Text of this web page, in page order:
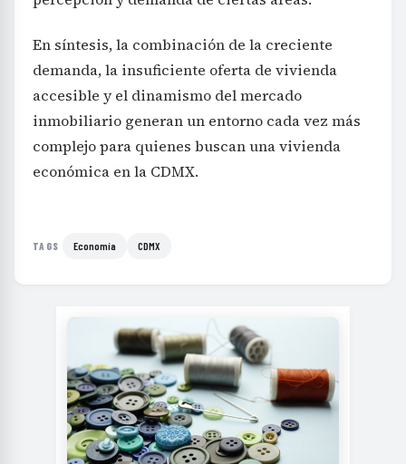
En síntesis, la combinación de la creciente
demanda, la insuficiente oferta de vivienda
accesible y el dinamismo del mercado
inmobiliario generan un entorno cada vez más
complejo para quienes buscan una vivienda
económica en la CDMX.
TAGS Economía CDMX